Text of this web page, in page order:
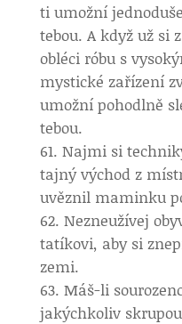
ti umožní
tebou. A když už si
obléci róbu s
mystické zařízení
umožní pohodlně
tebou.
Najmi si
tajný východ z
uvěznil maminku
Nezneužívej
tatíkovi, aby si
zemi.
Máš-li
jakýchkoliv